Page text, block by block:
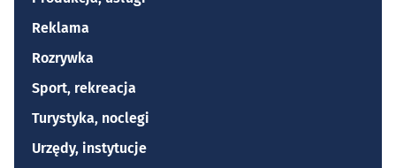
Reklama
Rozrywka
Sport, rekreacja
Turystyka, noclegi
Urzędy, instytucje